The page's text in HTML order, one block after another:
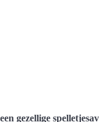
gezellige